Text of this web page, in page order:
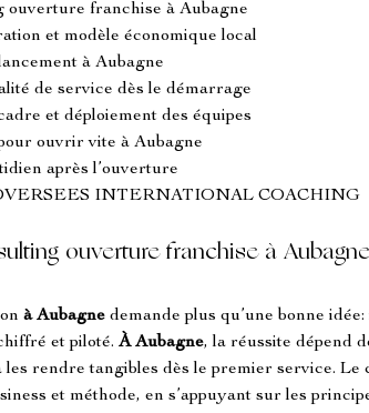
franchise à Aubagne
et modèle économique local
à Aubagne
de service dès le démarrage
et déploiement des équipes
ouvrir vite à Aubagne
après l’ouverture
INTERNATIONAL COACHING
ouverture franchise à Aubagne
à Aubagne demande plus qu’une bonne
et piloté. À Aubagne, la réussite dépend
rendre tangibles dès le premier service. Le
et méthode, en s’appuyant sur les